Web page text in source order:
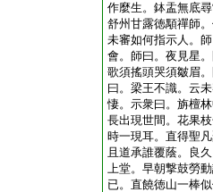
作麼生。鉢盂無底
舒州甘露徳顒禪師
未審如何指示人。
會。師曰。夜見星
歌須搖頭哭須皺眉
曰。梁王不識。云
悽。示衆曰。旃檀
長出現世間。花果
時一現耳。直得聖
且道承誰覆蔭。良
上堂。早朝撃鼓勞
已。直饒徳山一棒